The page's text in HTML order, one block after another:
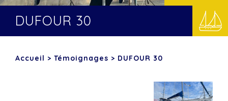
DUFOUR 30
Accueil > Témoignages > DUFOUR 30